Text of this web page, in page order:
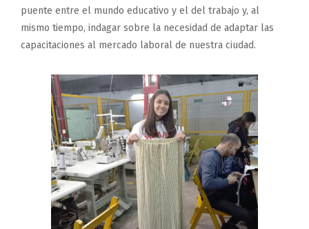
puente entre el mundo educativo y el del trabajo y, al
mismo tiempo, indagar sobre la necesidad de adaptar las
capacitaciones al mercado laboral de nuestra ciudad.